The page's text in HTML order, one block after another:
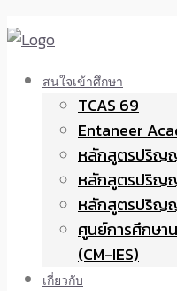
สนใจเข้าศึกษา
TCAS 69
Entaneer
หลักสูตรปริญ
หลักสูตรปริญ
หลักสูตรปริญ
ศูนย์การศึกษา
(CM-IES)
เกี่ยวกับ